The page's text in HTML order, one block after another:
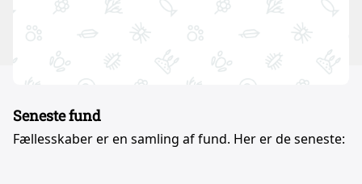
Seneste fund
Fællesskaber er en samling af fund. Her er de seneste: